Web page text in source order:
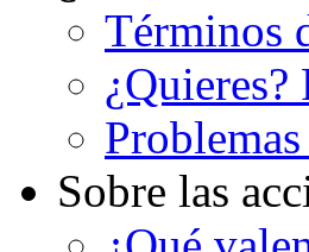
Términos
Sobre las